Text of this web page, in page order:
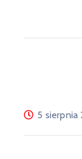
5 sierpnia